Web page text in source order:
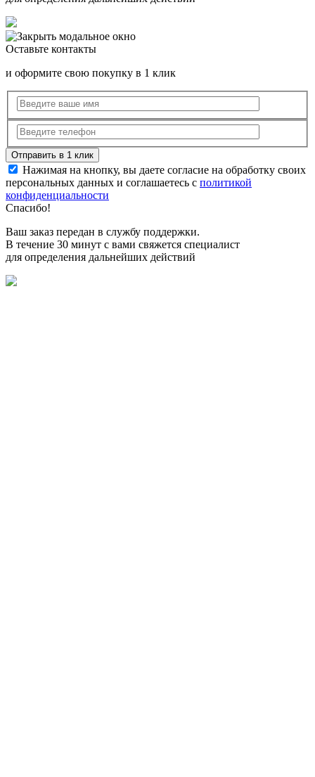
Оставьте контакты
и оформите свою покупку в 1 клик
Нажимая на кнопку, вы даете согласие на обработку своих
персональных данных и соглашаетесь с политикой
конфиденциальности
Спасибо!
Ваш заказ передан в службу поддержки.
В течение 30 минут с вами свяжется специалист
для определения дальнейших действий